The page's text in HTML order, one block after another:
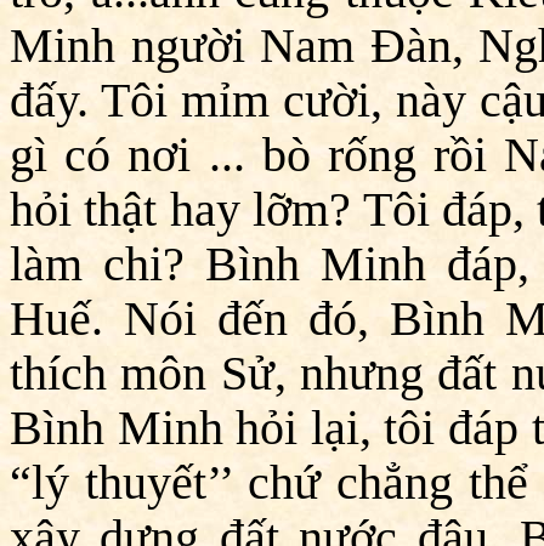
Minh người Nam Đàn,
đấy. Tôi mỉm cười, này
gì có nơi ... bò rống rồi
hỏi thật hay lỡm? Tôi
làm chi? Bình Minh
Huế. Nói đến đó, Bình
thích môn Sử, nhưng đất
Bình Minh hỏi lại, tôi đáp
“lý thuyết’’ chứ chẳng